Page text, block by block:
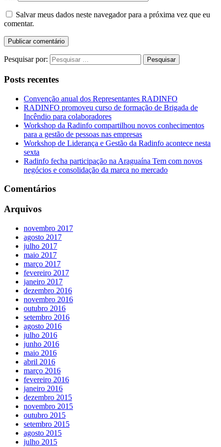
Salvar meus dados neste navegador para a próxima vez que eu
comentar.
Pesquisar por:
Posts recentes
Convenção anual dos Representantes RADINFO
RADINFO promoveu curso de formação de Brigada de
Incêndio para colaboradores
Workshop da Radinfo compartilhou novos conhecimentos
para a gestão de pessoas nas empresas
Workshop de Liderança e Gestão da Radinfo acontece nesta
sexta
Radinfo fecha participação na Araguaína Tem com novos
negócios e consolidação da marca no mercado
Comentários
Arquivos
novembro 2017
agosto 2017
julho 2017
maio 2017
março 2017
fevereiro 2017
janeiro 2017
dezembro 2016
novembro 2016
outubro 2016
setembro 2016
agosto 2016
julho 2016
junho 2016
maio 2016
abril 2016
março 2016
fevereiro 2016
janeiro 2016
dezembro 2015
novembro 2015
outubro 2015
setembro 2015
agosto 2015
julho 2015